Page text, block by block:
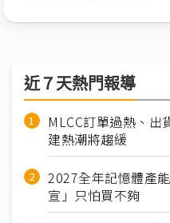
近７天熱門報導
MLCC訂單過熱、
建熱潮將趨緩
2027全年記憶體產
宣」只怕買不夠